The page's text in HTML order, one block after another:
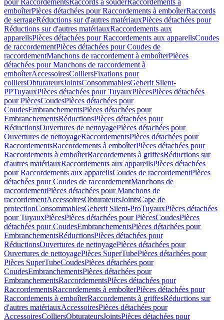
pour RaccordementsRaccords à souderRaccordements à
emboîterPièces détachées pour Raccordements à emboîterRaccords
de serrageRéductions sur d'autres matériauxPièces détachées pour
Réductions sur d'autres matériauxRaccordements aux
appareilsPièces détachées pour Raccordements aux appareilsCoudes
de raccordementPièces détachées pour Coudes de
raccordementManchons de raccordement à emboîterPièces
détachées pour Manchons de raccordement à
emboîterAccessoiresColliersFixations pour
colliersObturateursJointsConsommablesGeberit Silent-
PPTuyauxPièces détachées pour TuyauxPiècesPièces détachées
pour PiècesCoudesPièces détachées pour
CoudesEmbranchementsPièces détachées pour
EmbranchementsRéductionsPièces détachées pour
RéductionsOuvertures de nettoyagePièces détachées pour
Ouvertures de nettoyageRaccordementsPièces détachées pour
RaccordementsRaccordements à emboîterPièces détachées pour
Raccordements à emboîterRaccordements à griffesRéductions sur
d'autres matériauxRaccordements aux appareilsPièces détachées
pour Raccordements aux appareilsCoudes de raccordementPièces
détachées pour Coudes de raccordementManchons de
raccordementPièces détachées pour Manchons de
raccordementAccessoiresObturateursJointsCape de
protectionConsommablesGeberit Silent-ProTuyauxPièces détachées
pour TuyauxPiècesPièces détachées pour PiècesCoudesPièces
détachées pour CoudesEmbranchementsPièces détachées pour
EmbranchementsRéductionsPièces détachées pour
RéductionsOuvertures de nettoyagePièces détachées pour
Ouvertures de nettoyagePièces SuperTubePièces détachées pour
Pièces SuperTubeCoudesPièces détachées pour
CoudesEmbranchementsPièces détachées pour
EmbranchementsRaccordementsPièces détachées pour
RaccordementsRaccordements à emboîterPièces détachées pour
Raccordements à emboîterRaccordements à griffesRéductions sur
d'autres matériauxAccessoiresPièces détachées pour
AccessoiresColliersObturateursJointsPièces détachées pour